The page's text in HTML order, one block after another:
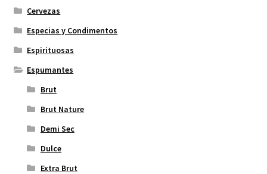
Cervezas
Especias y Condimentos
Espirituosas
Espumantes
Brut
Brut Nature
Demi Sec
Dulce
Extra Brut